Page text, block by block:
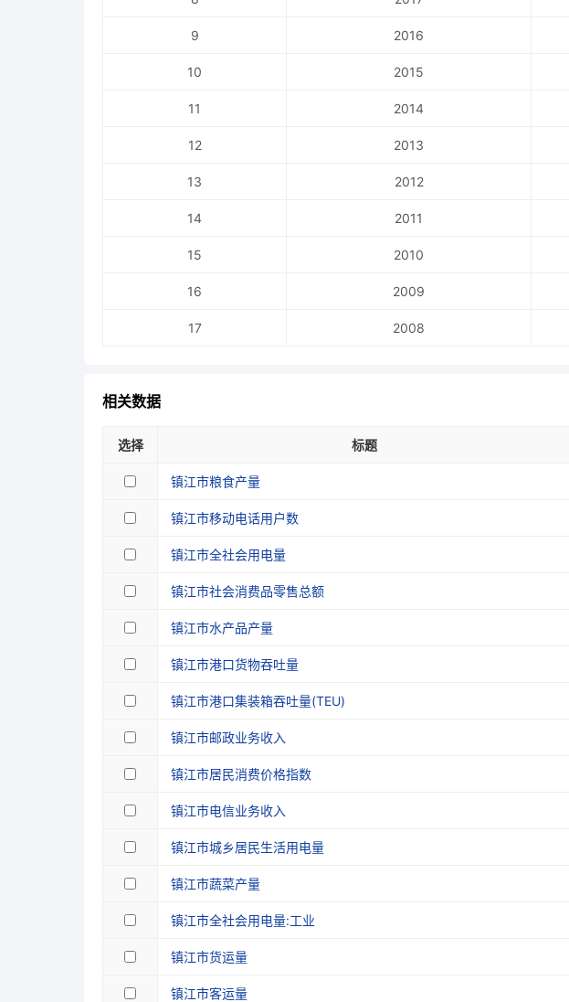
9 2016
10 2015
11 2014
12 2013
13 2012
14 2011
15 2010
16 2009
17 2008
相关数据
选择 标题
镇江市粮食产量
镇江市移动电话用户数
镇江市全社会用电量
镇江市社会消费品零售总额
镇江市水产品产量
镇江市港口货物吞吐量
镇江市港口集装箱吞吐量(TEU)
镇江市邮政业务收入
镇江市居民消费价格指数
镇江市电信业务收入
镇江市城乡居民生活用电量
镇江市蔬菜产量
镇江市全社会用电量:工业
镇江市货运量
镇江市客运量